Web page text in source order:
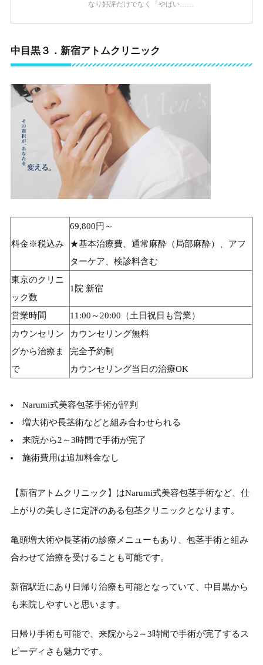
なり好評だけでなく「やばい……
中目黒３．新宿アトムクリニック
料金※税込み
69,800円～
★基本治療費、通常麻酔（局部麻酔）、アフ
ターケア、検診料含む
東京のクリニ
ック数
1院 新宿
営業時間
11:00～20:00（土日祝日も営業）
カウンセリン
グから治療ま
で
カウンセリング無料
完全予約制
カウンセリング当日の治療OK
Narumi式美容包茎手術が評判
増大術や長茎術などと組み合わせられる
来院から2～3時間で手術が完了
施術費用は追加料金なし
【新宿アトムクリニック】はNarumi式美容包茎手術など、仕
上がりの美しさに定評のある包茎クリニックとなります。
亀頭増大術や長茎術の診療メニューもあり、包茎手術と組み
合わせて治療を受けることも可能です。
新宿駅近にあり日帰り治療も可能となっていて、中目黒から
も来院しやすいと思います。
日帰り手術も可能で、来院から2～3時間で手術が完了するス
ピーディさも魅力です。